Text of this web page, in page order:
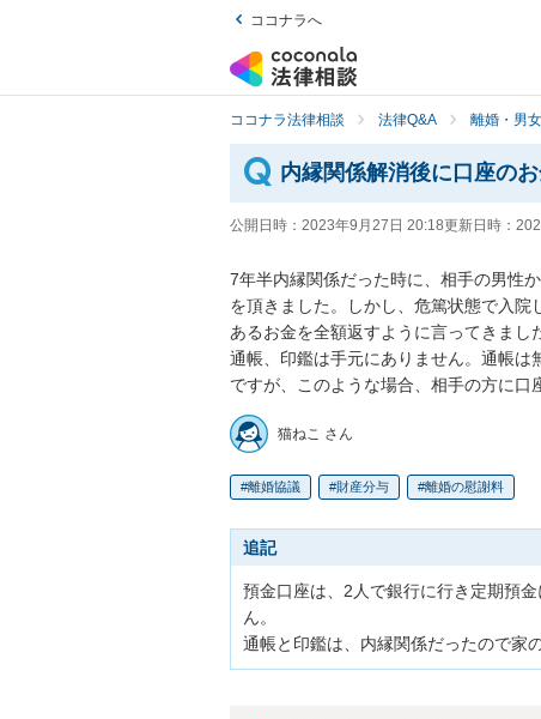
ココナラへ
ココナラ法律相談 法律Q&A 離婚・男
内縁関係解消後に口座の
公開日時： 2023年9月27日 20:18更新日時：
7年半内縁関係だった時に、相手の男性
を頂きました。しかし、危篤状態で入
あるお金を全額返すように言ってきまし
通帳、印鑑は手元にありません。通帳
ですが、このような場合、相手の方に口
猫ねこ さん
離婚協議 財産分与 離婚の慰謝料
追記
預金口座は、2人で銀行に行き定期預
ん。
通帳と印鑑は、内縁関係だったので家